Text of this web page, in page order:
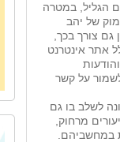
הגליל, במטרה
של יהב
צורך בכך,
אתר אינטרנט
על קשר
לשלב בו גם
מרחוק,
במחשביהם.